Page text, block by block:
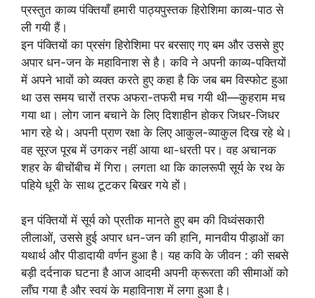
प्रस्तुत काव्य पंक्तियाँ हमारी पाठ्यपुस्तक हिरोशिमा काव्य-पाठ से
ली गयी हैं।
इन पंक्तियों का प्रसंग हिरोशिमा पर बरसाए गए बम और उससे हुए
अपार धन-जन के महाविनाश से है। कवि ने अपनी काव्य-पक्तियों
में अपने भावों को व्यक्त करते हुए कहा है कि जब बम विस्फोट हुआ
था उस समय चारों तरफ अफरा-तफरी मच गयी थी—कुहराम मच
गया था। लोग जान बचाने के लिए दिशाहीन होकर जिधर-जिधर
भाग रहे थे। अपनी प्राण रक्षा के लिए आकुल-व्याकुल दिख रहे थे।
वह सूरज पूरब में उगकर नहीं आया था-धरती पर। वह अचानक
शहर के बीचोंबीच में गिरा। लगता था कि कालरूपी सूर्य के रथ के
पहिये धूरी के साथ टूटकर बिखर गये हों।
इन पंक्तियों में सूर्य को प्रतीक मानते हुए बम की विध्वंसकारी
लीलाओं, उससे हुई अपार धन-जन की हानि, मानवीय पीड़ाओं का
यथार्थ और पीडादायी वर्णन हुआ है। यह कवि के जीवन : की सबसे
बड़ी दर्दनाक घटना है आज आदमी अपनी क्रूरता की सीमाओं को
लाँघ गया है और स्वयं के महाविनाश में लगा हुआ है।